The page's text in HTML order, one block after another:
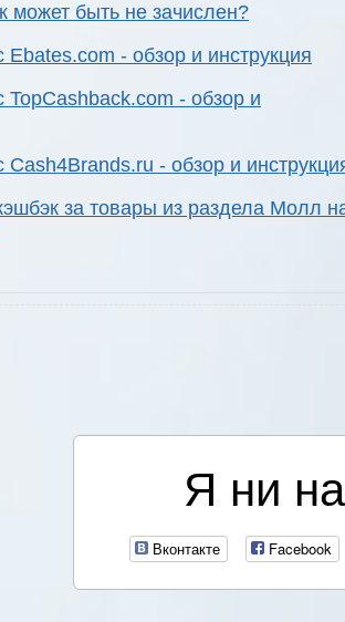
может быть не зачислен?
Ebates.com - обзор и инструкция
TopCashback.com - обзор и
Cash4Brands.ru - обзор и
за товары из раздела Молл
Я ни
Вконтакте Facebook